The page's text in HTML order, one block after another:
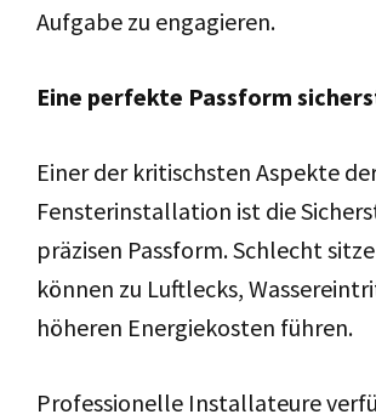
Aufgabe zu engagieren.
Eine perfekte Passform
Einer der kritischsten Aspekte
Fensterinstallation ist die
präzisen Passform. Schlecht
können zu Luftlecks,
höheren Energiekosten führen.
Professionelle Installateure